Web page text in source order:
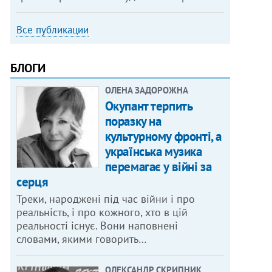
Все публикации
БЛОГИ
ОЛЕНА ЗАДОРОЖНА
Окупант терпить
поразку на
культурному фронті, а
українська музика
перемагає у війні за
серця
Треки, народжені під час війни і про
реальність, і про кожного, хто в цій
реальності існує. Вони наповнені
словами, якими говорить…
ОЛЕКСАНДР СКРИПНИК